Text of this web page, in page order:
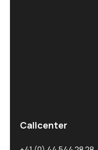
Callcenter